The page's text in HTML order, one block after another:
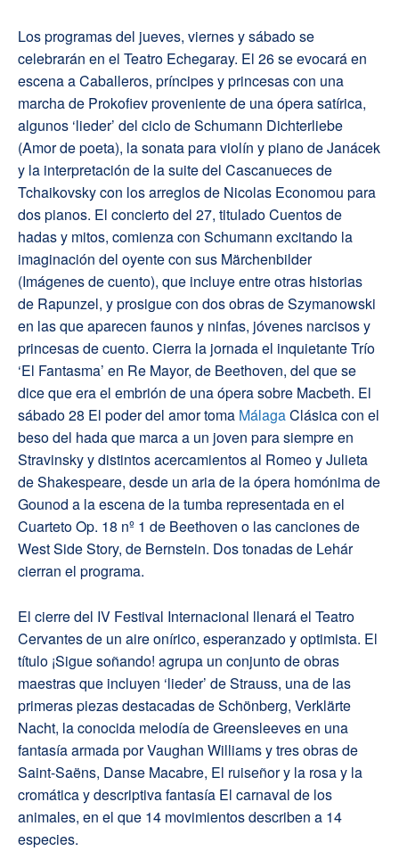
Los programas del jueves, viernes y sábado se
celebrarán en el Teatro Echegaray. El 26 se evocará en
escena a Caballeros, príncipes y princesas con una
marcha de Prokofiev proveniente de una ópera satírica,
algunos ‘lieder’ del ciclo de Schumann Dichterliebe
(Amor de poeta), la sonata para violín y piano de Janácek
y la interpretación de la suite del Cascanueces de
Tchaikovsky con los arreglos de Nicolas Economou para
dos pianos. El concierto del 27, titulado Cuentos de
hadas y mitos, comienza con Schumann excitando la
imaginación del oyente con sus Märchenbilder
(Imágenes de cuento), que incluye entre otras historias
de Rapunzel, y prosigue con dos obras de Szymanowski
en las que aparecen faunos y ninfas, jóvenes narcisos y
princesas de cuento. Cierra la jornada el inquietante Trío
‘El Fantasma’ en Re Mayor, de Beethoven, del que se
dice que era el embrión de una ópera sobre Macbeth. El
sábado 28 El poder del amor toma MálagaClásica con el
beso del hada que marca a un joven para siempre en
Stravinsky y distintos acercamientos al Romeo y Julieta
de Shakespeare, desde un aria de la ópera homónima de
Gounod a la escena de la tumba representada en el
Cuarteto Op. 18 nº 1 de Beethoven o las canciones de
West Side Story, de Bernstein. Dos tonadas de Lehár
cierran el programa.
El cierre del IV Festival Internacional llenará el Teatro
Cervantes de un aire onírico, esperanzado y optimista. El
título ¡Sigue soñando! agrupa un conjunto de obras
maestras que incluyen ‘lieder’ de Strauss, una de las
primeras piezas destacadas de Schönberg, Verklärte
Nacht, la conocida melodía de Greensleeves en una
fantasía armada por Vaughan Williams y tres obras de
Saint-Saëns, Danse Macabre, El ruiseñor y la rosa y la
cromática y descriptiva fantasía El carnaval de los
animales, en el que 14 movimientos describen a 14
especies.